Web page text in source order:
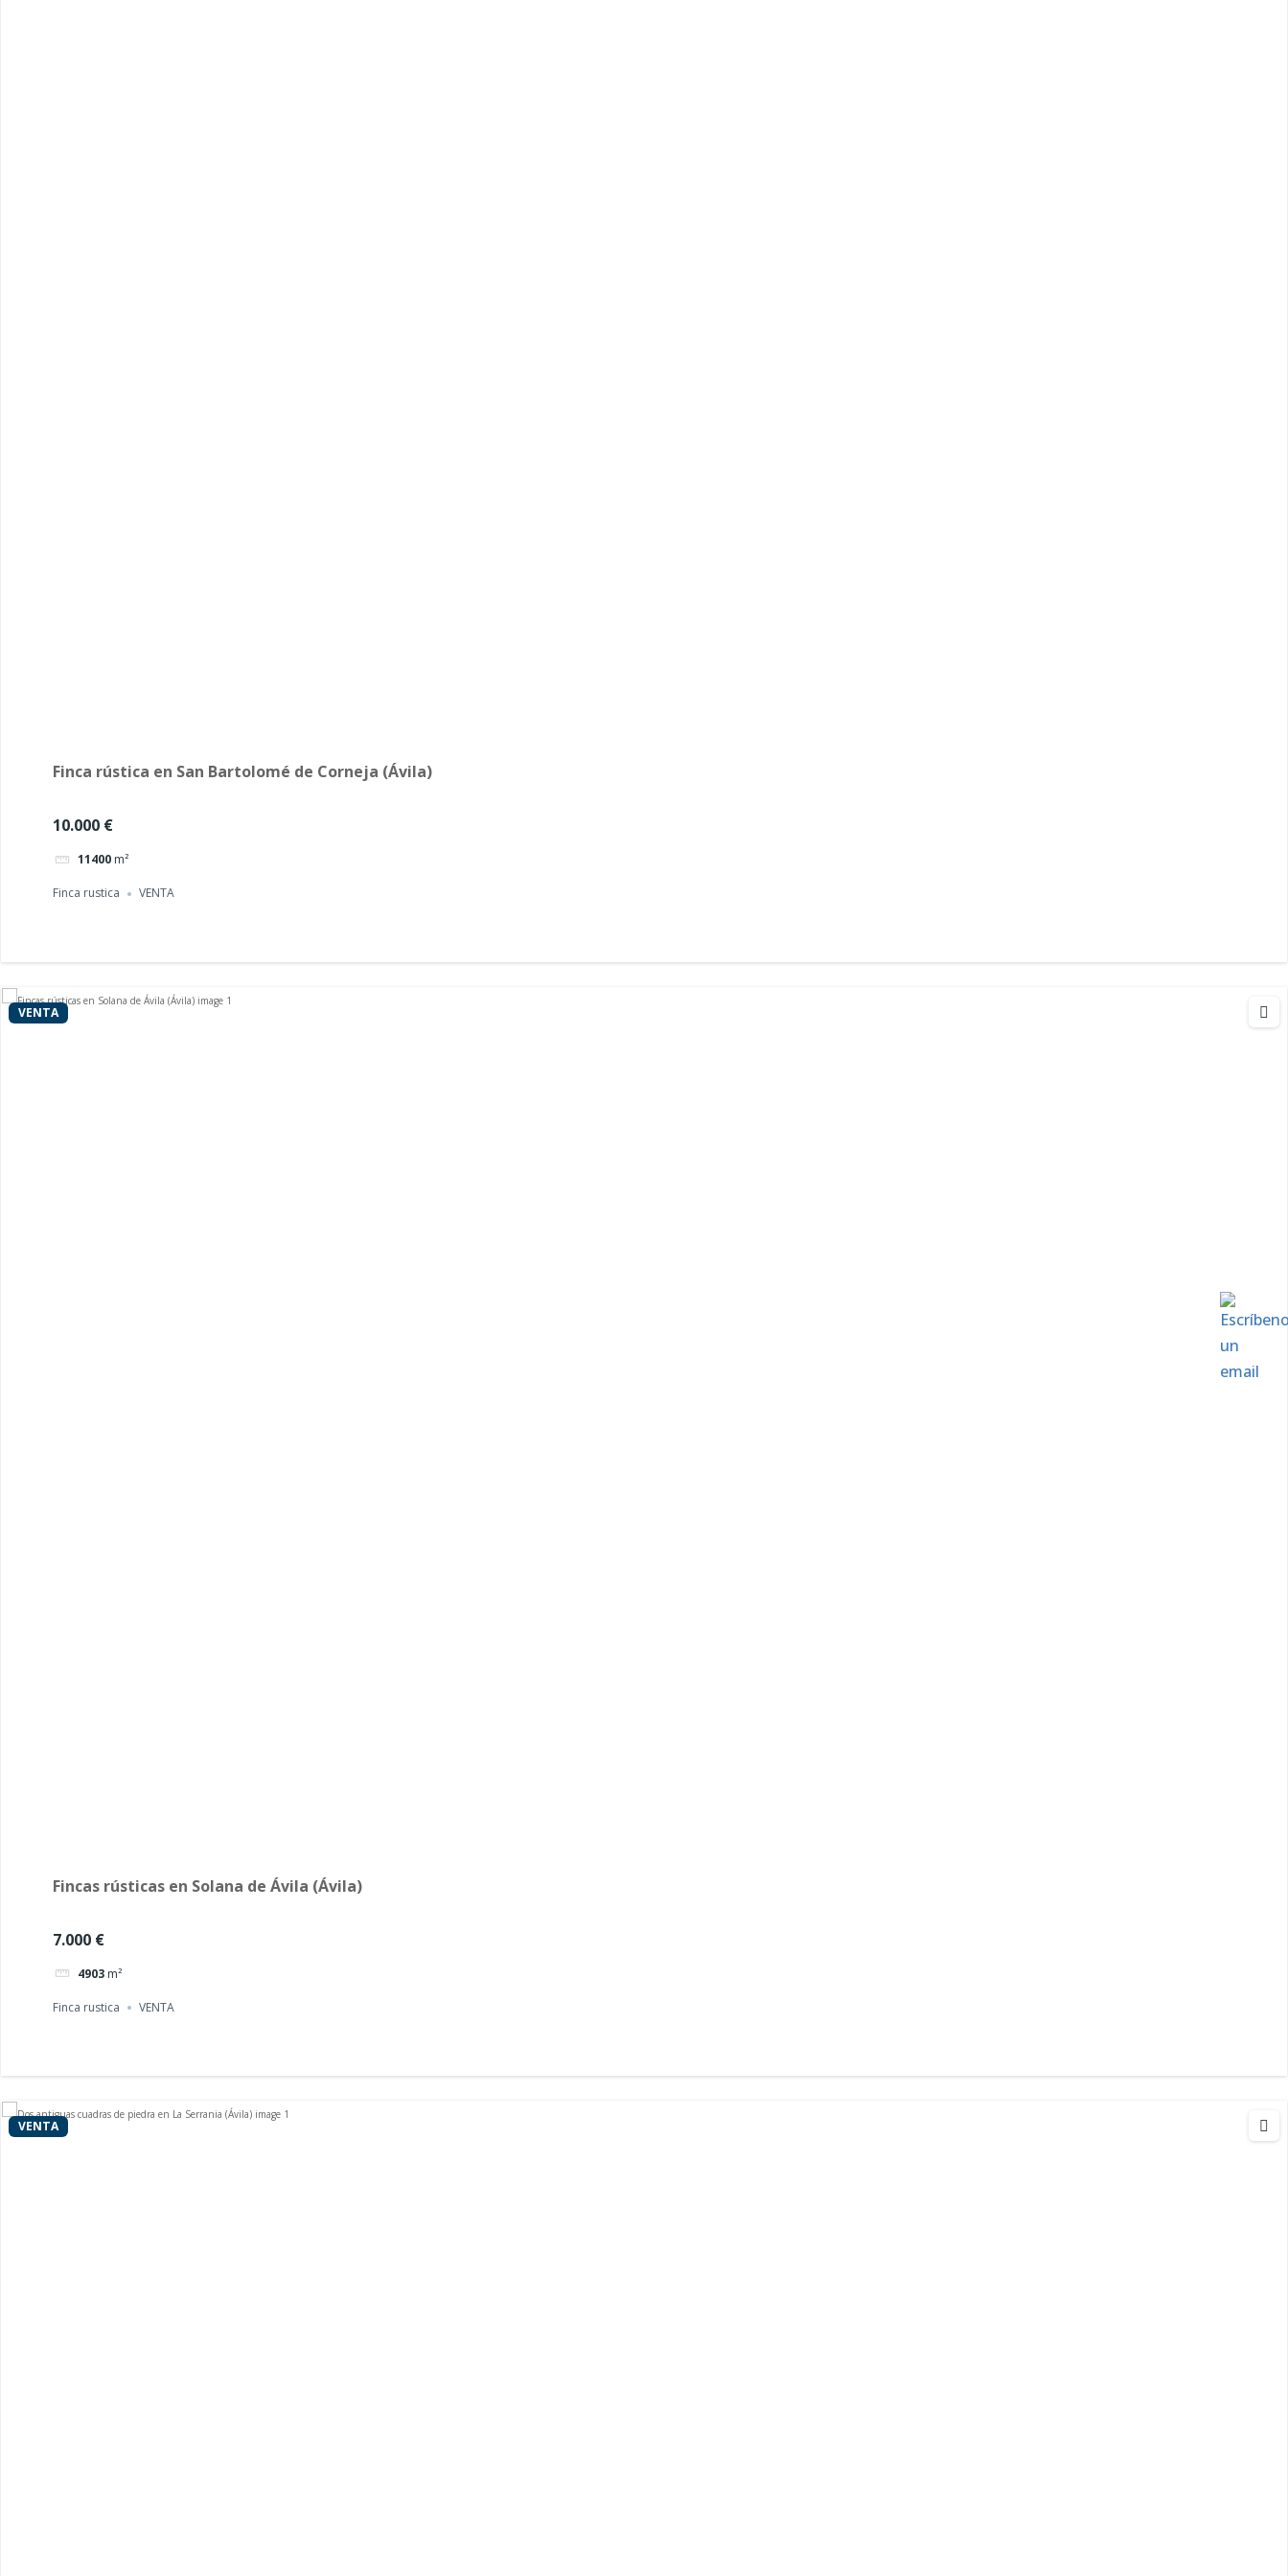
Finca rústica en San Bartolomé de Corneja (Ávila)
10.000 €
11400 m²
Finca rustica VENTA
VENTA
Fincas rústicas en Solana de Ávila (Ávila)
7.000 €
4903 m²
Finca rustica VENTA
VENTA